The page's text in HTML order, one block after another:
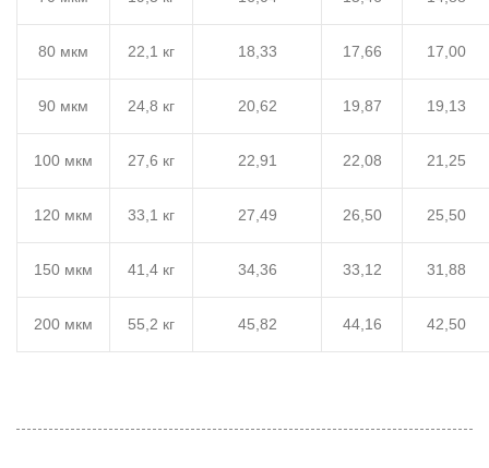
80 мкм 22,1 кг 18,33 17,66 17,00
90 мкм 24,8 кг 20,62 19,87 19,13
100 мкм 27,6 кг 22,91 22,08 21,25
120 мкм 33,1 кг 27,49 26,50 25,50
150 мкм 41,4 кг 34,36 33,12 31,88
200 мкм 55,2 кг 45,82 44,16 42,50